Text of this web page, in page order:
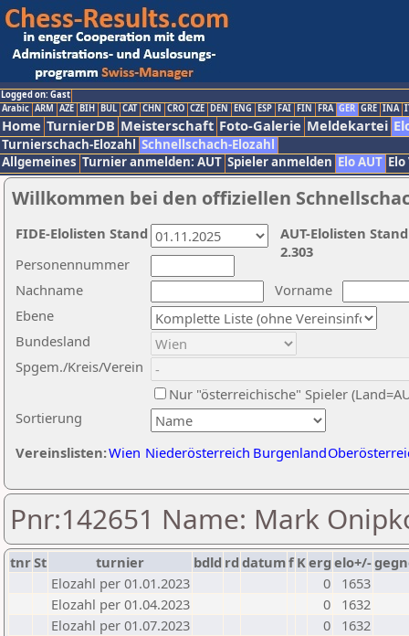
Logged on: Gast
Arabic ARM AZE BIH BUL CAT CHN CRO CZE DEN ENG ESP FAI FIN FRA GER GRE INA
Home TurnierDB Meisterschaft Foto-Galerie Meldekartei
Turnierschach-Elozahl Schnellschach-Elozahl
Allgemeines Turnier anmelden: AUT Spieler anmelden Elo AUT
Willkommen bei den offiziellen
Nachname
Vorname
Ebene
Sortierung
Personennummer
Bundesland
Spgem./Kreis/Verein
Nur "österreichische" Spieler
Vereinslisten:Wien Niederösterreich Burgenland
AUT-Elolisten
2.303
FIDE-Elolisten Stand
Pnr:142651 Name: Mark
tnrSt turnier bdld rd datumf Kerg elo+/-
Elozahl per 01.01.2023
0
1653
Elozahl per 01.04.2023
0
1632
Elozahl per 01.07.2023
0
1632